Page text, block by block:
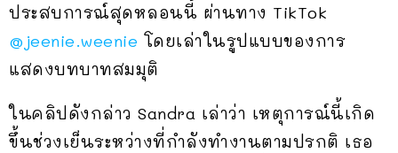
ประสบการณ์สุดหลอนนี้ ผ่านทาง TikTok
@jeenie.weenie โดยเล่าในรูปแบบของการ
แสดงบทบาทสมมุติ
ในคลิปดังกล่าว Sandra เล่าว่า เหตุการณ์นี้เกิด
ขึ้นช่วงเย็นระหว่างที่กำลังทำงานตามปรกติ เธอ